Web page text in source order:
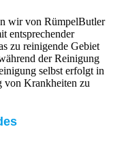
wir von RümpelButler
entsprechender
zu reinigende Gebiet
der Reinigung
selbst erfolgt in
von Krankheiten zu